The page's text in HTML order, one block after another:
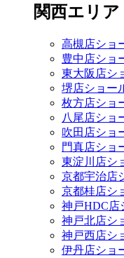
関西エリア
高槻店ショ
豊中店ショ
東大阪店シ
堺店ショー
枚方店ショ
八尾店ショ
吹田店ショ
門真店ショ
東淀川店シ
京都宇治店
京都桂店シ
神戸HDC店
神戸北店シ
神戸西店シ
伊丹店ショ